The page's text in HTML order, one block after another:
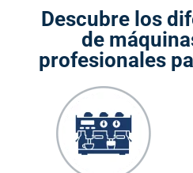
Descubre los
de
profesionales